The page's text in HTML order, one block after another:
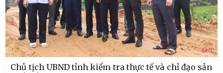
Chủ tịch UBND tỉnh kiểm tra thực tế và chỉ đạo sản